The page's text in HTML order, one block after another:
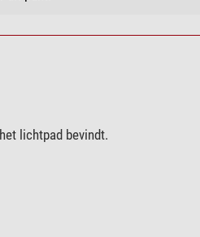
lichtpad bevindt.